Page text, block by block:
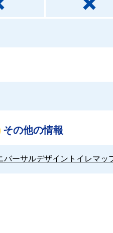
その他の情報
バーサルデザイントイレマッ